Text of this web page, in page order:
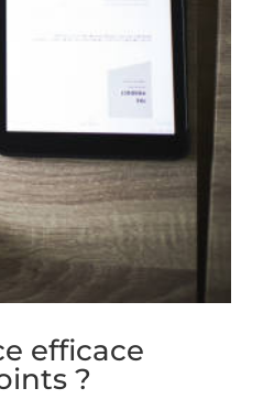
efficace
?